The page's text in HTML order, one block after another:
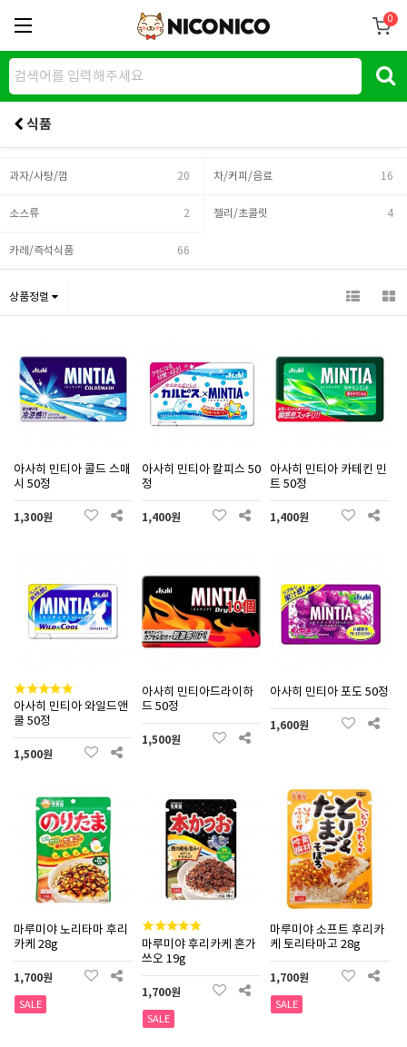
0
식품
과자/사탕/껌 20 차/커피/음료 16
소스류 2 젤리/초콜릿 4
카레/즉석식품 66
상품정렬
아사히 민티아 콜드 스매
시 50정
1,300원
아사히 민티아 칼피스 50
정
1,400원
아사히 민티아 카테킨 민
트 50정
1,400원
아사히 민티아 와일드앤
쿨 50정
1,500원
아사히 민티아드라이하
드 50정
1,500원
아사히 민티아 포도 50정
1,600원
마루미야 노리타마 후리
카케 28g
1,700원
SALE
마루미야 후리카케 혼가
쓰오 19g
1,700원
SALE
마루미야 소프트 후리카
케 토리타마고 28g
1,700원
SALE